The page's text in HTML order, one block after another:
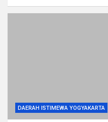
DAERAH ISTIMEWA YOGYAKARTA